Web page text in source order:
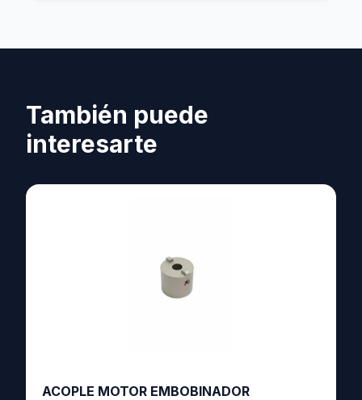
También puede
interesarte
ACOPLE MOTOR EMBOBINADOR